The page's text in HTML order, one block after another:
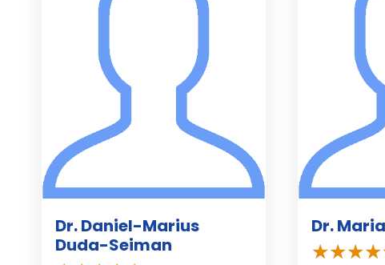
Dr. Daniel-Marius
Duda-Seiman
Dr.